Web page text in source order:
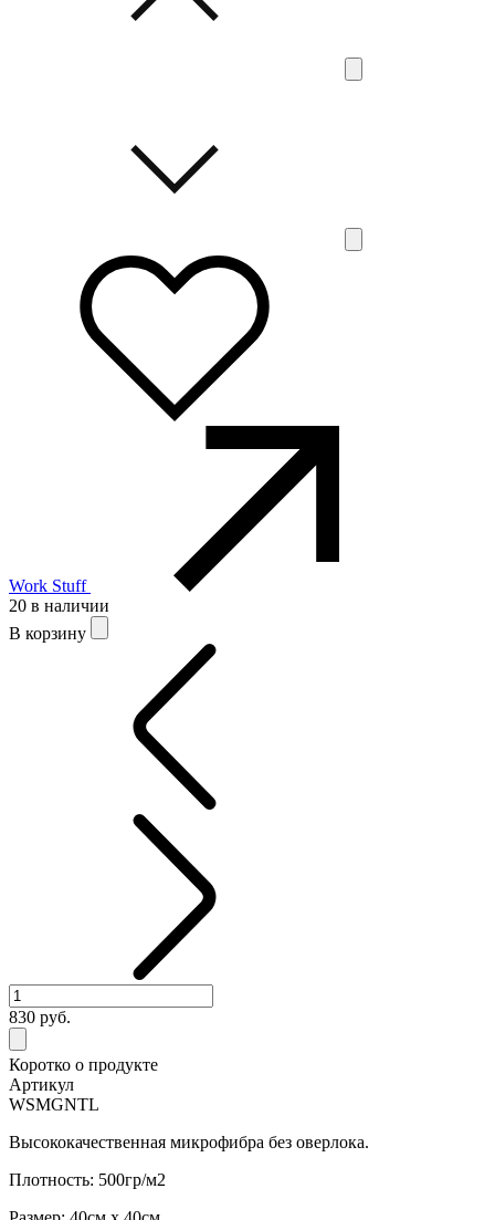
Work Stuff
20 в наличии
В корзину
830 руб.
Коротко о продукте
Артикул
WSMGNTL
Высококачественная микрофибра без оверлока.
Плотность: 500гр/м2